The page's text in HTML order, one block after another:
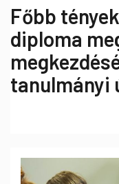
Főbb
diploma
tanulmányi